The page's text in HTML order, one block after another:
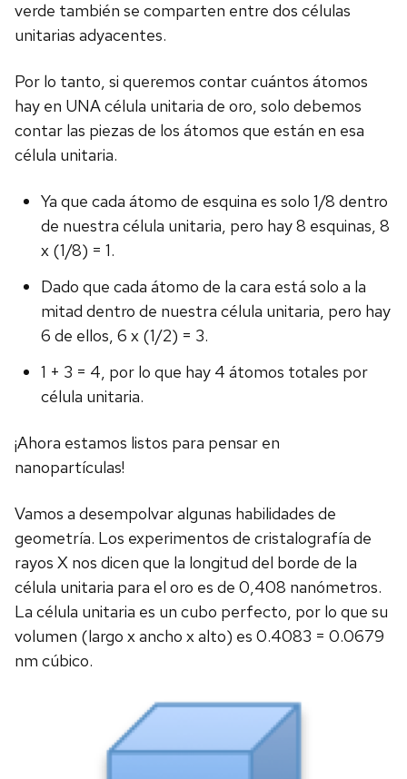
verde también se comparten entre dos células
unitarias adyacentes.
Por lo tanto, si queremos contar cuántos átomos
hay en UNA célula unitaria de oro, solo debemos
contar las piezas de los átomos que están en esa
célula unitaria.
Ya que cada átomo de esquina es solo 1/8 dentro
de nuestra célula unitaria, pero hay 8 esquinas, 8
x (1/8) = 1.
Dado que cada átomo de la cara está solo a la
mitad dentro de nuestra célula unitaria, pero hay
6 de ellos, 6 x (1/2) = 3.
1 + 3 = 4, por lo que hay 4 átomos totales por
célula unitaria.
¡Ahora estamos listos para pensar en
nanopartículas!
Vamos a desempolvar algunas habilidades de
geometría. Los experimentos de cristalografía de
rayos X nos dicen que la longitud del borde de la
célula unitaria para el oro es de 0,408 nanómetros.
La célula unitaria es un cubo perfecto, por lo que su
volumen (largo x ancho x alto) es 0.4083 = 0.0679
nm cúbico.